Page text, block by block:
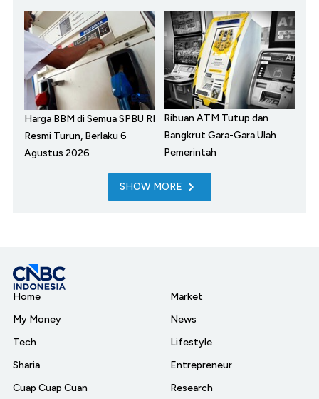
Harga BBM di Semua SPBU RI
Resmi Turun, Berlaku 6
Agustus 2026
Ribuan ATM Tutup dan
Bangkrut Gara-Gara Ulah
Pemerintah
SHOW MORE
Home
My Money
Tech
Sharia
Cuap Cuap Cuan
Market
News
Lifestyle
Entrepreneur
Research